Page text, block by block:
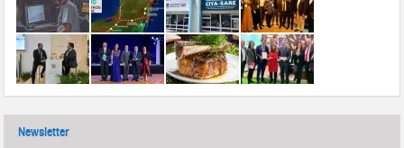
Newsletter